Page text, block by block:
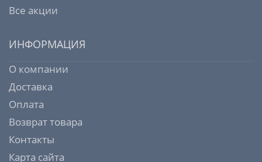
Все акции
ИНФОРМАЦИЯ
О компании
Доставка
Оплата
Возврат товара
Контакты
Карта сайта